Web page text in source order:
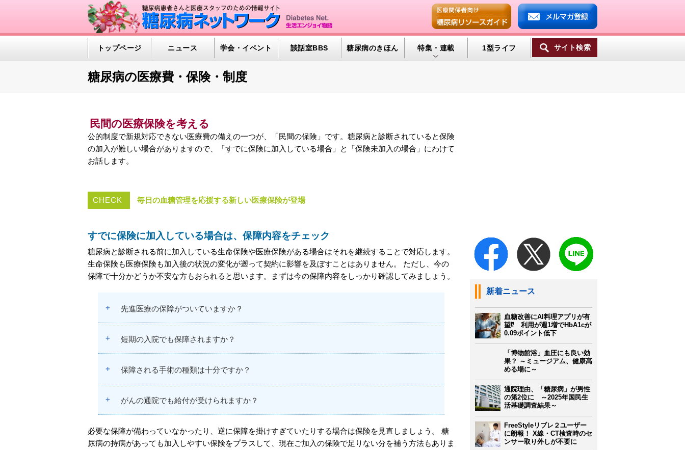
トップページ ニュース 学会・イベント 談話室BBS 糖尿病のきほん 特集・連載
グリコアルブミン
特集・連載 一覧へ
1型ライフ サイト検索
糖尿病の医療費・保険・制度
民間の医療保険を考える
公的制度で新規対応できない医療費の備えの一つが、「民間の保険」です。糖尿病と診断されていると保険
の加入が難しい場合がありますので、「すでに保険に加入している場合」と「保険未加入の場合」にわけて
お話します。
CHECK 毎日の血糖管理を応援する新しい医療保険が登場
すでに保険に加入している場合は、保障内容をチェック
糖尿病と診断される前に加入している生命保険や医療保険がある場合はそれを継続することで対応します。
生命保険も医療保険も加入後の状況の変化が遡って契約に影響を及ぼすことはありません。 ただし、今の
保障で十分かどうか不安な方もおられると思います。まずは今の保障内容をしっかり確認してみましょう。
+ 先進医療の保障がついていますか？
+ 短期の入院でも保障されますか？
+ 保障される手術の種類は十分ですか？
+ がんの通院でも給付が受けられますか？
必要な保障が備わっていなかったり、逆に保障を掛けすぎていたりする場合は保険を見直しましょう。 糖
尿病の持病があっても加入しやすい保険をプラスして、現在ご加入の保険で足りない分を補う方法もありま
新着ニュース
血糖改善にAI料理アプリが有
望⁉ 利用が週1増でHbA1cが
0.09ポイント低下
「博物館浴」血圧にも良い効
果？ ～ミュージアム、健康高
める場に～
通院理由、「糖尿病」が男性
の第2位に ～2025年国民生
活基礎調査結果～
FreeStyleリブレ２ユーザー
に朗報！ X線・CT検査時のセ
ンサー取り外しが不要に